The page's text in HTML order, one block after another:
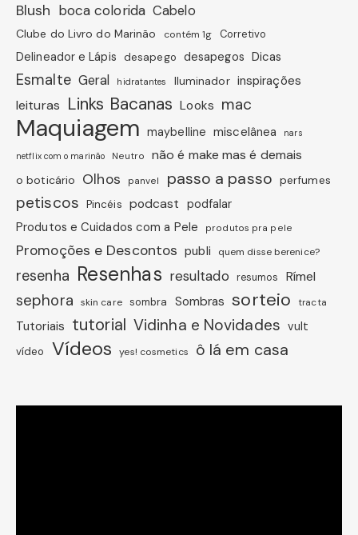
Blush boca colorida Cabelo
Clube do Livro do Marinão contém 1g Corretivo
Delineador e Lápis desapego desapegos Dicas
Esmalte Geral hidratantes Iluminador inspirações
leituras Links Bacanas Looks mac
Maquiagem maybelline miscelânea nars
netflix com o marinão Neutro não é make mas é demais
o boticário Olhos panvel passo a passo perfumes
petiscos Pincéis podcast podfalar
Produtos e Cuidados com a Pele
produtos pra pele
Promoções e Descontos publi quem disse berenice?
resenha Resenhas resultado resumos Rímel
sephora skin care sombra Sombras sorteio tracta
Tutoriais tutorial Vidinha e Novidades vult
vídeo Vídeos yes! cosmetics ô lá em casa